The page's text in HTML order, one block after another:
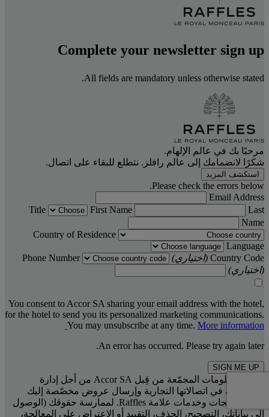
Complete your newsletter sign up
All fields are mandatory unless otherwise stated.
مرحبًا بك في عالم الإلهام.
شكرًا لانضمامك إلى عالم رافلز. نتطلع للبقاء على اتصال.
استكشف المزيد
Please check the errors below.
Email Address
Title
First Name
Last
Name
Country of Residence
Language
Country Code (اختياري)
Phone Number
(اختياري)
You consent to Accor SA sharing your email address with the hotel,
for the hotel to send you its personalized marketing communications.
You may unsubscribe at any time. More information
An error has occurred. Please try again later.
SIGN ME UP
تُعالَج المعلومات المجمّعة من قِبل Accor SA من أجل إدارة
اشتراكاتك في اتصالاتها التجارية وإرسال عروض مخصّصة إليك
تتعلق بمنتجات وخدمات علامة Raffles. لممارسة حقوقك (الوصول
إلى بياناتك، التصحيح، الحذف، التقييد أو الاعتراض على المعالجة،